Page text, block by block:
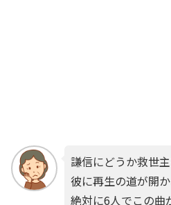
謙信にどうか救世主
彼に再生の道が開か
絶対に6人でこの曲